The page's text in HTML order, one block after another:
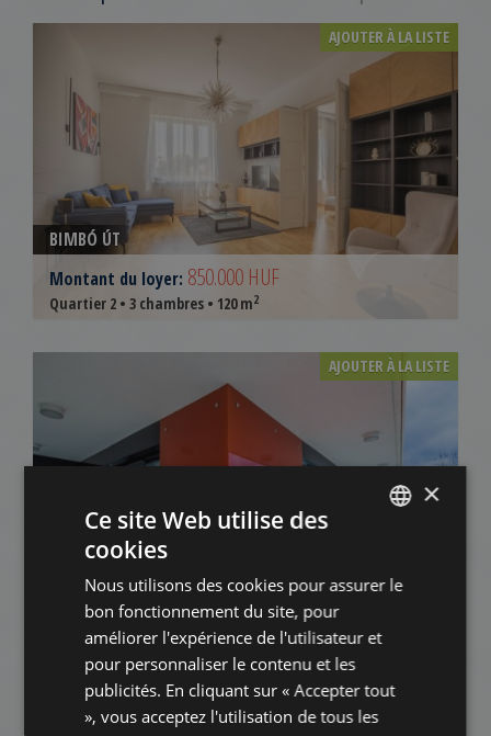
AJOUTER À LA LISTE
BIMBÓ ÚT
Montant du loyer: 850.000 HUF
Quartier 2 • 3 chambres • 120 m2
AJOUTER À LA LISTE
Montant du loyer:835.000 HUF
Quartier 2 • 2 chambres • 86 m
Disponible
à partir du
AJOUTER À LA LISTE
HUNGARIAN
FRENCH
ITALIAN
×
Ce site Web utilise des
cookies
Nous utilisons des cookies pour assurer le
bon fonctionnement du site, pour
améliorer l'expérience de l'utilisateur et
pour personnaliser le contenu et les
publicités. En cliquant sur « Accepter tout
», vous acceptez l'utilisation de tous les